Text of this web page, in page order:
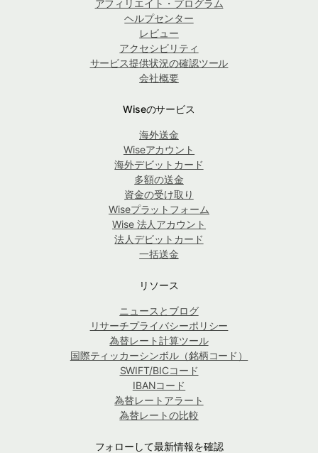
アフィリエイト・プログラム
ヘルプセンター
レビュー
アクセシビリティ
サービス提供状況の確認ツール
会社概要
Wiseのサービス
海外送金
Wiseアカウント
海外デビットカード
多額の送金
資金の受け取り
Wiseプラットフォーム
Wise 法人アカウント
法人デビットカード
一括送金
リソース
ニュースとブログ
リサーチプライバシーポリシー
為替レート計算ツール
国際ティッカーシンボル（銘柄コード）
SWIFT/BICコード
IBANコード
為替レートアラート
為替レートの比較
フォローして最新情報を確認